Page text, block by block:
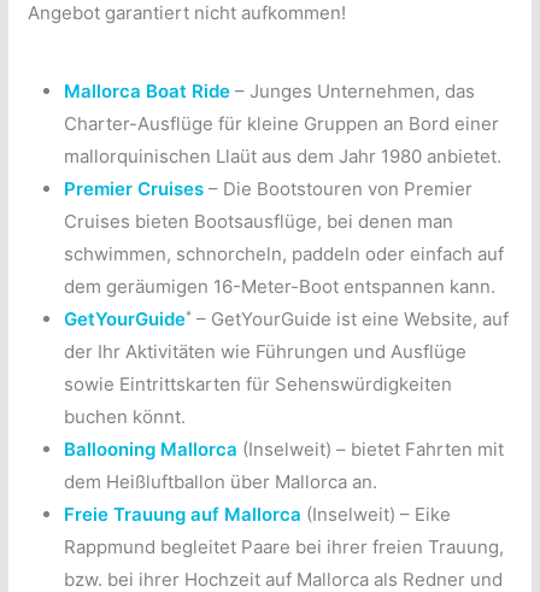
Angebot garantiert nicht aufkommen!
Mallorca Boat Ride– Junges Unternehmen, das
Charter-Ausflüge für kleine Gruppen an Bord einer
mallorquinischen Llaüt aus dem Jahr 1980 anbietet.
Premier Cruises– Die Bootstouren von Premier
Cruises bieten Bootsausflüge, bei denen man
schwimmen, schnorcheln, paddeln oder einfach auf
dem geräumigen 16-Meter-Boot entspannen kann.
GetYourGuide*– GetYourGuide ist eine Website, auf
der Ihr Aktivitäten wie Führungen und Ausflüge
sowie Eintrittskarten für Sehenswürdigkeiten
buchen könnt.
Ballooning Mallorca (Inselweit) – bietet Fahrten mit
dem Heißluftballon über Mallorca an.
Freie Trauung auf Mallorca (Inselweit) – Eike
Rappmund begleitet Paare bei ihrer freien Trauung,
bzw. bei ihrer Hochzeit auf Mallorca als Redner und